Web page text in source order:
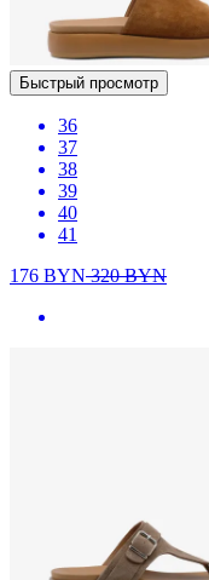
Быстрый просмотр
36
37
38
39
40
41
176 BYN320BYN